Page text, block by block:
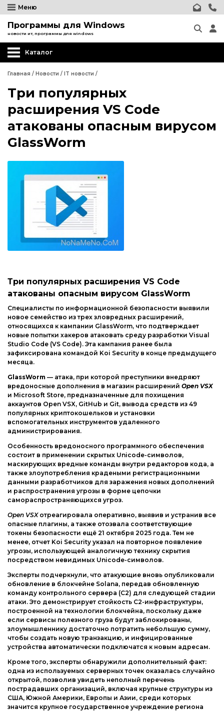
Меню
Программы для Windows
новости ит, программы для windows
Каталог
Главная / Новости / IT новости /
Три популярных
расширения VS Code
атакованы опасным вирусом
GlassWorm
Три популярных расширения VS Code
атакованы опасным вирусом GlassWorm
Специалисты по информационной безопасности выявили
новое семейство из трех зловредных расширений,
относящихся к кампании GlassWorm, что подтверждает
новые попытки хакеров атаковать среду разработки Visual
Studio Code (VS Code). Эта кампания ранее была
зафиксирована командой Koi Security в конце предыдущего
месяца.
GlassWorm — атака, при которой преступники внедряют
вредоносные дополнения в магазин расширений Open VSX
и Microsoft Store, предназначенные для похищения
аккаунтов Open VSX, GitHub и Git, вывода средств из 49
популярных криптокошельков и установки
вспомогательных инструментов удаленного
администрирования.
Особенность вредоносного программного обеспечения
состоит в применении скрытых Unicode-символов,
маскирующих вредные команды внутри редакторов кода, а
также злоупотребления крадеными регистрационными
данными разработчиков для заражения новых дополнений
и распространения угрозы в форме цепочки
самораспространяющихся угроз.
Open VSXотреагировала оперативно, выявив и устранив все
опасные плагины, а также отозвала соответствующие
токены безопасности ещё 21 октября 2025 года. Тем не
менее, отчет Koi Security указал на повторное появление
угрозы, использующей аналогичную технику скрытия
посредством невидимых Unicode-символов.
Эксперты подчеркнули, что атакующие вновь опубликовали
обновление в блокчейне Solana, передав обновленную
команду контрольного сервера (C2) для следующей стадии
атаки. Это демонстрирует стойкость C2-инфраструктуры,
построенной на технологии блокчейна, поскольку даже
если сервисы полезного груза будут заблокированы,
злоумышленнику достаточно потратить небольшую сумму,
чтобы создать новую транзакцию, и инфицированные
устройства автоматически подключатся к новым адресам.
Кроме того, эксперты обнаружили дополнительный факт:
одна из используемых серверных точек оказалась случайно
открытой, позволив увидеть неполный перечень
пострадавших организаций, включая крупные структуры из
США, Южной Америки, Европы и Азии, среди которых
значится крупное государственное учреждение региона